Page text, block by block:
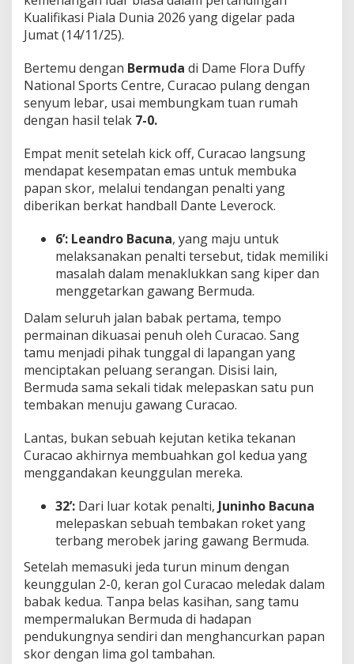
r
a
o
a
s
i
H
d
u
p
Kualifikasi Piala Dunia 2026 yang digelar pada
Jumat (14/11/25).
Bertemu dengan Bermuda di Dame Flora Duffy
National Sports Centre, Curacao pulang dengan
senyum lebar, usai membungkam tuan rumah
dengan hasil telak 7-0.
Empat menit setelah kick off, Curacao langsung
mendapat kesempatan emas untuk membuka
papan skor, melalui tendangan penalti yang
diberikan berkat handball Dante Leverock.
6’: Leandro Bacuna, yang maju untuk
melaksanakan penalti tersebut, tidak memiliki
masalah dalam menaklukkan sang kiper dan
menggetarkan gawang Bermuda.
Dalam seluruh jalan babak pertama, tempo
permainan dikuasai penuh oleh Curacao. Sang
tamu menjadi pihak tunggal di lapangan yang
menciptakan peluang serangan. Disisi lain,
Bermuda sama sekali tidak melepaskan satu pun
tembakan menuju gawang Curacao.
Lantas, bukan sebuah kejutan ketika tekanan
Curacao akhirnya membuahkan gol kedua yang
menggandakan keunggulan mereka.
32’: Dari luar kotak penalti, Juninho Bacuna
melepaskan sebuah tembakan roket yang
terbang merobek jaring gawang Bermuda.
Setelah memasuki jeda turun minum dengan
keunggulan 2-0, keran gol Curacao meledak dalam
babak kedua. Tanpa belas kasihan, sang tamu
mempermalukan Bermuda di hadapan
pendukungnya sendiri dan menghancurkan papan
skor dengan lima gol tambahan.